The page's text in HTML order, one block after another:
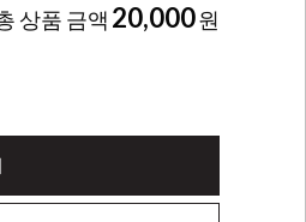
상품 금액 20,000원